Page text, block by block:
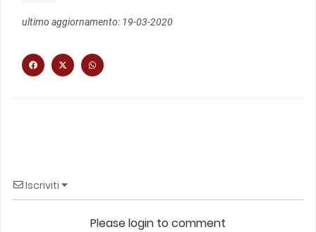
ultimo aggiornamento: 19-03-2020
Iscriviti
Please login to comment